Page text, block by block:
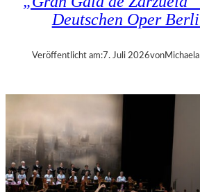
Deutschen Oper
Veröffentlicht am:7. Juli 2026vonMichaela